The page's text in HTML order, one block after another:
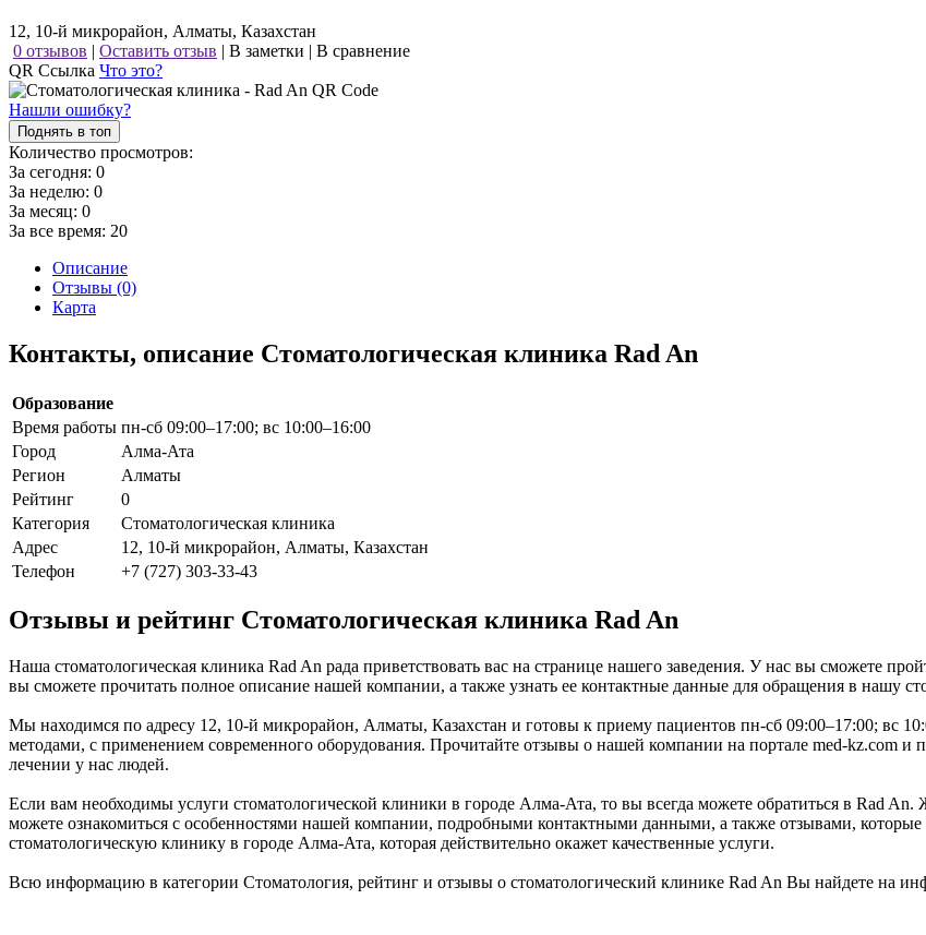
12, 10-й микрорайон, Алматы, Казахстан
0 отзывов | Оставить отзыв | В заметки | В сравнение
QR Ссылка Что это?
Нашли ошибку?
Поднять в топ
Количество просмотров:
За сегодня: 0
За неделю: 0
За месяц: 0
За все время: 20
Описание
Отзывы (0)
Карта
Контакты, описание Стоматологическая клиника Rad An
Образование
Время работы пн-сб 09:00–17:00; вс 10:00–16:00
Город
Алма-Ата
Регион
Алматы
Рейтинг
0
Категория
Стоматологическая клиника
Адрес
12, 10-й микрорайон, Алматы, Казахстан
Телефон
+7 (727) 303-33-43
Отзывы и рейтинг Стоматологическая клиника Rad An
Наша стоматологическая клиника Rad An рада приветствовать вас на странице нашего заведения. У нас вы сможете
вы сможете прочитать полное описание нашей компании, а также узнать ее контактные данные для обращения в нашу
Мы находимся по адресу 12, 10-й микрорайон, Алматы, Казахстан и готовы к приему пациентов пн-сб 09:00–17:00; вс
методами, с применением современного оборудования. Прочитайте отзывы о нашей компании на портале med-kz.com
лечении у нас людей.
Если вам необходимы услуги стоматологической клиники в городе Алма-Ата, то вы всегда можете обратиться в Rad
можете ознакомиться с особенностями нашей компании, подробными контактными данными, а также отзывами,
стоматологическую клинику в городе Алма-Ата, которая действительно окажет качественные услуги.
Всю информацию в категории Стоматология, рейтинг и отзывы о стоматологический клинике Rad An Вы найдете на